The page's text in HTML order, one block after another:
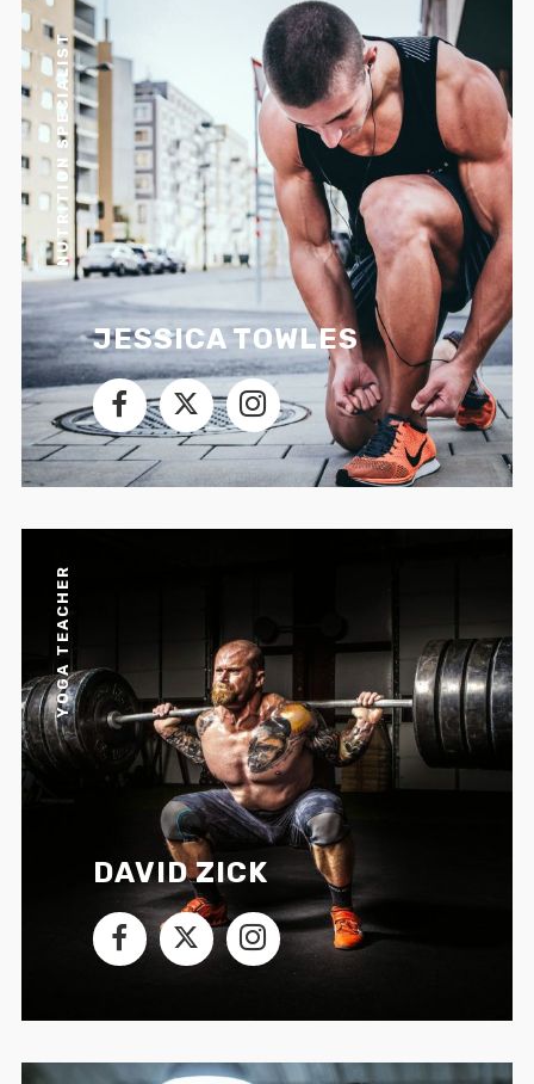
JESSICA TOWLES
NUTRITION SPECIALIST
DAVID ZICK
YOGA TEACHER